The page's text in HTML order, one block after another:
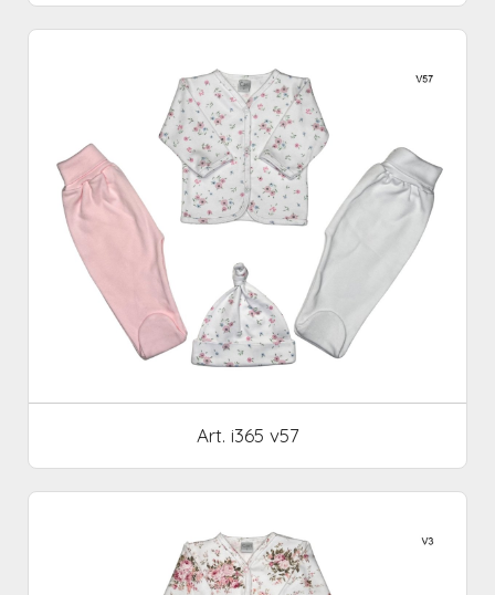
Art. i365 v57